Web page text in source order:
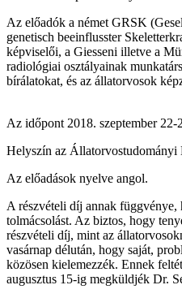
Az előadók a német GRSK
genetisch beeinflusster
képviselői, a Giesseni illetve a
radiológiai osztályainak
bírálatokat, és az állatorvosok
Az időpont 2018. szeptember 22-
Helyszín az Állatorvostudományi
Az előadások nyelve angol.
A részvételi díj annak
tolmácsolást. Az biztos, hogy
részvételi díj, mint az
vasárnap délután, hogy saját,
közösen kielemezzék. Ennek
augusztus 15-ig megküldjék Dr.